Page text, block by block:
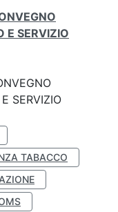
E SERVIZIO
SERVIZIO
TABACCO